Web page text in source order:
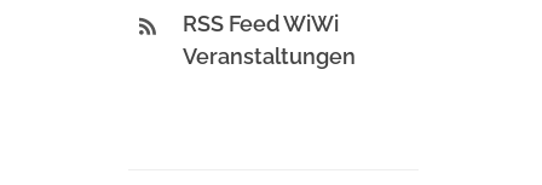
RSS Feed WiWi
Veranstaltungen